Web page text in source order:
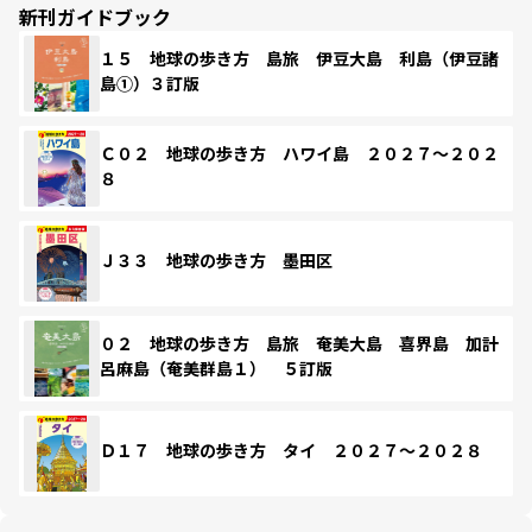
新刊ガイドブック
１５ 地球の歩き方 島旅 伊豆大島 利島（伊豆諸
島①）３訂版
Ｃ０２ 地球の歩き方 ハワイ島 ２０２７～２０２
８
Ｊ３３ 地球の歩き方 墨田区
０２ 地球の歩き方 島旅 奄美大島 喜界島 加計
呂麻島（奄美群島１） ５訂版
Ｄ１７ 地球の歩き方 タイ ２０２７～２０２８